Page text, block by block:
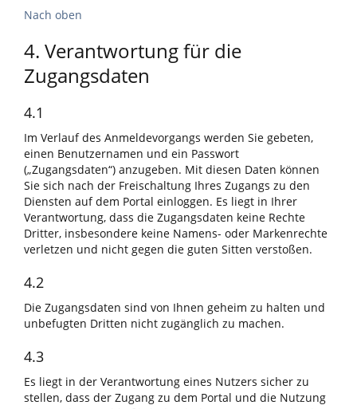
Nach oben
4. Verantwortung für die
Zugangsdaten
4.1
Im Verlauf des Anmeldevorgangs werden Sie gebeten,
einen Benutzernamen und ein Passwort
(„Zugangsdaten“) anzugeben. Mit diesen Daten können
Sie sich nach der Freischaltung Ihres Zugangs zu den
Diensten auf dem Portal einloggen. Es liegt in Ihrer
Verantwortung, dass die Zugangsdaten keine Rechte
Dritter, insbesondere keine Namens- oder Markenrechte
verletzen und nicht gegen die guten Sitten verstoßen.
4.2
Die Zugangsdaten sind von Ihnen geheim zu halten und
unbefugten Dritten nicht zugänglich zu machen.
4.3
Es liegt in der Verantwortung eines Nutzers sicher zu
stellen, dass der Zugang zu dem Portal und die Nutzung